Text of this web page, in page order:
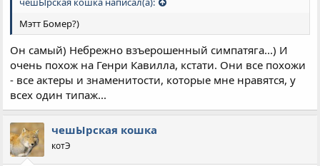
Мэтт Бомер?)
Он самый) Небрежно взъерошенный симпатяга...) И
очень похож на Генри Кавилла, кстати. Они все похожи
- все актеры и знаменитости, которые мне нравятся, у
всех один типаж...
чешЫрская кошка
котЭ